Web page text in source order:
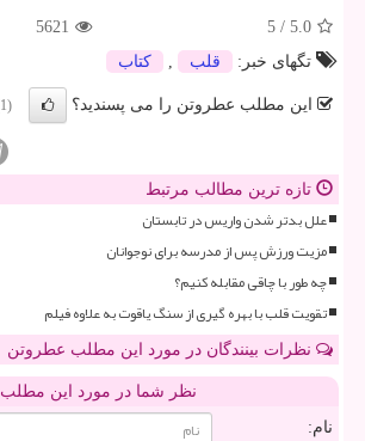
5.0
/
5
5621
تگهای خبر:
قلب كتاب
این مطلب عطروتن را می پسندید؟ (1)
تازه ترین مطالب مرتبط
علل بدتر شدن واریس در تابستان
مزیت ورزش پس از مدرسه برای نوجوانان
چه طور با چاقی مقابله کنیم؟
تقویت قلب با بهره گیری از سنگ یاقوت به علاوه فیلم
نظرات بینندگان در مورد این مطلب عطروتن
نظر شما در مورد این مطلب
نام: